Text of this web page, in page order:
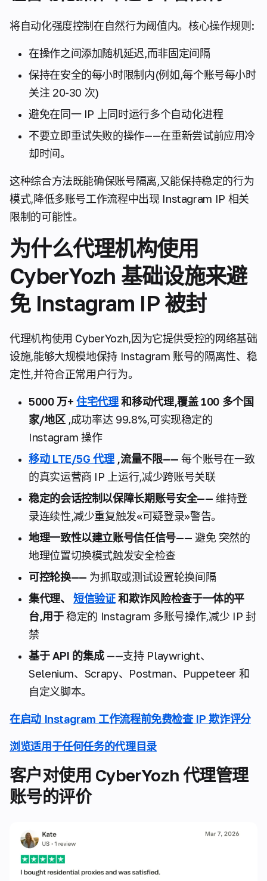
将自动化强度控制在自然行为阈值内。核心操作规则:
在操作之间添加随机延迟,而非固定间隔
保持在安全的每小时限制内(例如,每个账号每小时
关注 20-30 次)
避免在同一 IP 上同时运行多个自动化进程
不要立即重试失败的操作——在重新尝试前应用冷
却时间。
这种综合方法既能确保账号隔离,又能保持稳定的行为
模式,降低多账号工作流程中出现 Instagram IP 相关
限制的可能性。
为什么代理机构使用
CyberYozh 基础设施来避
免 Instagram IP 被封
代理机构使用 CyberYozh,因为它提供受控的网络基础
设施,能够大规模地保持 Instagram 账号的隔离性、稳
定性,并符合正常用户行为。
5000 万+住宅代理和移动代理,覆盖 100 多个国
家/地区 ,成功率达 99.8%,可实现稳定的
Instagram 操作
移动 LTE/5G 代理,流量不限——每个账号在一致
的真实运营商 IP 上运行,减少跨账号关联
稳定的会话控制以保障长期账号安全——维持登
录连续性,减少重复触发«可疑登录»警告。
地理一致性以建立账号信任信号—— 避免 突然的
地理位置切换模式触发安全检查
可控轮换—— 为抓取或测试设置轮换间隔
集代理、短信验证和欺诈风险检查于一体的平
台,用于稳定的 Instagram 多账号操作,减少 IP 封
禁
基于 API 的集成——支持 Playwright、
Selenium、Scrapy、Postman、Puppeteer 和
自定义脚本。
在启动 Instagram 工作流程前免费检查 IP 欺诈评分
浏览适用于任何任务的代理目录
客户对使用 CyberYozh 代理管理
账号的评价